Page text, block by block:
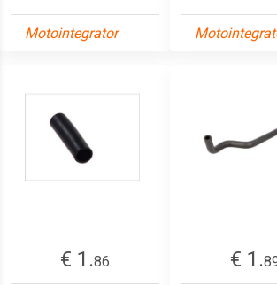
Motointegrator
€ 1.86
€ 1.